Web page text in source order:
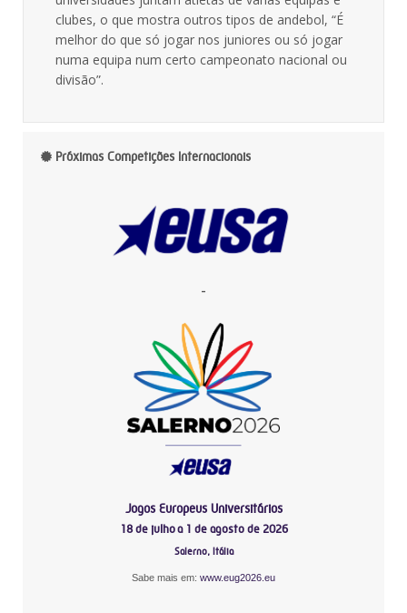
clubes, o que mostra outros tipos de andebol, “É
melhor do que só jogar nos juniores ou só jogar
numa equipa num certo campeonato nacional ou
divisão”.
Próximas Competições Internacionais
-
Jogos Europeus Universitários
18 de julho a 1 de agosto de 2026
Salerno, Itália
Sabe mais em: www.eug2026.eu